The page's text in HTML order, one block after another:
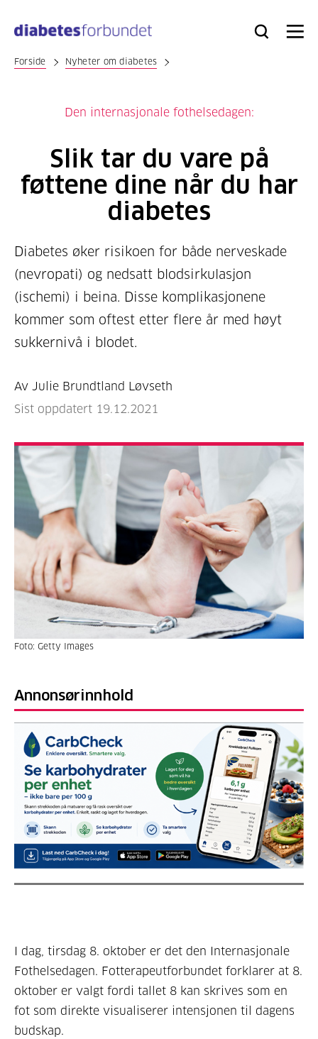
hovedinnhold
Bli
Logg
Søk Meny
Forside Nyheter om diabetes
Den internasjonale fothelsedagen:
Slik tar du vare på
føttene dine når du har
diabetes
Diabetes øker risikoen for både nerveskade
(nevropati) og nedsatt blodsirkulasjon
(ischemi) i beina. Disse komplikasjonene
kommer som oftest etter flere år med høyt
sukkernivå i blodet.
Av Julie Brundtland Løvseth
Sist oppdatert 19.12.2021
Foto: Getty Images
Annonsørinnhold
I dag, tirsdag 8. oktober er det den Internasjonale
Fothelsedagen. Fotterapeutforbundet forklarer at 8.
oktober er valgt fordi tallet 8 kan skrives som en
fot som direkte visualiserer intensjonen til dagens
budskap.